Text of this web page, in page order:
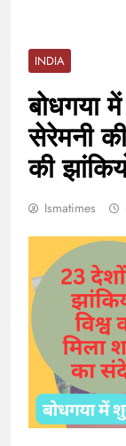
INDIA
बोधगया
सेरेमनी
की
Ismatimes